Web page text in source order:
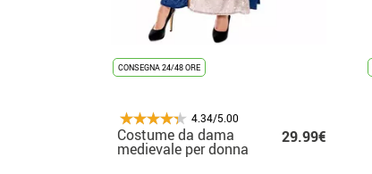
CONSEGNA 24/48 ORE
4.34/5.00
Costume da dama
medievale per donna
29.99€